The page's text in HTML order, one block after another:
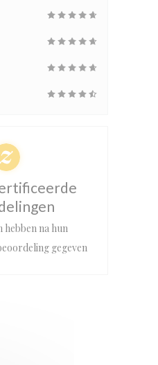
hebben na hun
gegeven